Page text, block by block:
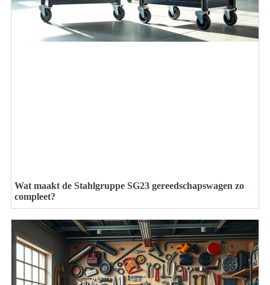
Wat maakt de Stahlgruppe SG23 gereedschapswagen zo
compleet?